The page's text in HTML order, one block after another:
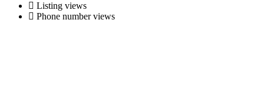
Listing views
Phone number views